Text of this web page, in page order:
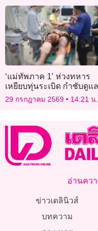
‘แม่ทัพภาค 1’ ห่วงทหาร
เหยียบทุ่นระเบิด กำชับดูแล
อย่างดีที่สุด
29 กรกฎาคม 2569 14:21 น.
อ่านคว
ข่าวเดลินิวส์
บทความ